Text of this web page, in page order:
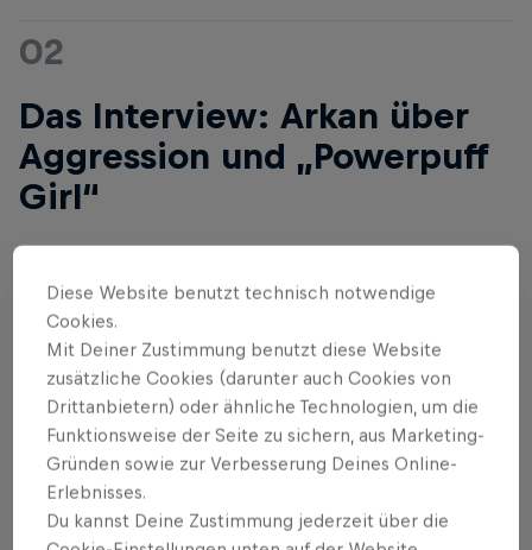
02
Das Interview: Arkan über
Aggression und „Powerpuff
Girl“
03
Hörprobe: Die wichtigsten
Songs von Arkan
Diese Website benutzt technisch notwendige
Cookies.
Mit Deiner Zustimmung benutzt diese Website
zusätzliche Cookies (darunter auch Cookies von
Drittanbietern) oder ähnliche Technologien, um die
Funktionsweise der Seite zu sichern, aus Marketing-
Gründen sowie zur Verbesserung Deines Online-
Erlebnisses.
Du kannst Deine Zustimmung jederzeit über die